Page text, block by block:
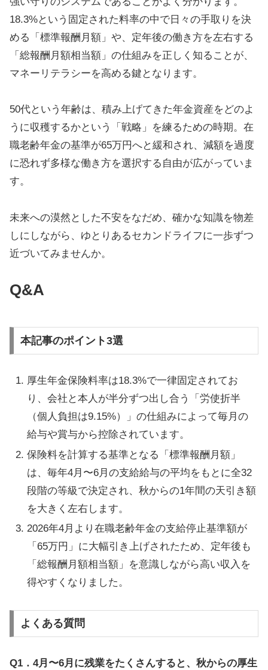
18.3%という固定された料率の中で日々の手取りを決
める「標準報酬月額」や、定年後の働き方を左右する
「総報酬月額相当額」の仕組みを正しく知ることが、
マネーリテラシーを高める鍵となります。
50代という年齢は、積み上げてきた年金資産をどのよ
うに収穫するかという「戦略」を練るための時期。在
職老齢年金の基準が65万円へと緩和され、減額を過度
に恐れず多様な働き方を選択する自由が広がっていま
す。
未来への漠然とした不安をなだめ、確かな知識を物差
しにしながら、ゆとりあるセカンドライフに一歩ずつ
近づいてみませんか。
Q&A
本記事のポイント3選
厚生年金保険料率は18.3%で一律固定されてお
り、会社と本人が半分ずつ出し合う「労使折半
（個人負担は9.15%）」の仕組みによって毎月の
給与や賞与から控除されています。
保険料を計算する基準となる「標準報酬月額」
は、毎年4月〜6月の支給給与の平均をもとに全32
段階の等級で決定され、秋からの1年間の天引き額
を大きく左右します。
2026年4月より在職老齢年金の支給停止基準額が
「65万円」に大幅引き上げされたため、定年後も
「総報酬月額相当額」を意識しながら高い収入を
得やすくなりました。
よくある質問
Q1．4月〜6月に残業をたくさんすると、秋からの厚生